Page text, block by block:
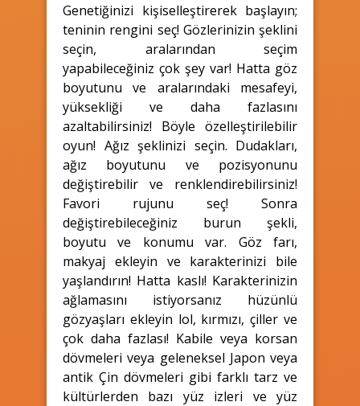
Genetiğinizi kişiselleştirerek başlayın;
teninin rengini seç! Gözlerinizin şeklini
seçin, aralarından seçim
yapabileceğiniz çok şey var! Hatta göz
boyutunu ve aralarındaki mesafeyi,
yüksekliği ve daha fazlasını
azaltabilirsiniz! Böyle özelleştirilebilir
oyun! Ağız şeklinizi seçin. Dudakları,
ağız boyutunu ve pozisyonunu
değiştirebilir ve renklendirebilirsiniz!
Favori rujunu seç! Sonra
değiştirebileceğiniz burun şekli,
boyutu ve konumu var. Göz farı,
makyaj ekleyin ve karakterinizi bile
yaşlandırın! Hatta kaslı! Karakterinizin
ağlamasını istiyorsanız hüzünlü
gözyaşları ekleyin lol, kırmızı, çiller ve
çok daha fazlası! Kabile veya korsan
dövmeleri veya geleneksel Japon veya
antik Çin dövmeleri gibi farklı tarz ve
kültürlerden bazı yüz izleri ve yüz